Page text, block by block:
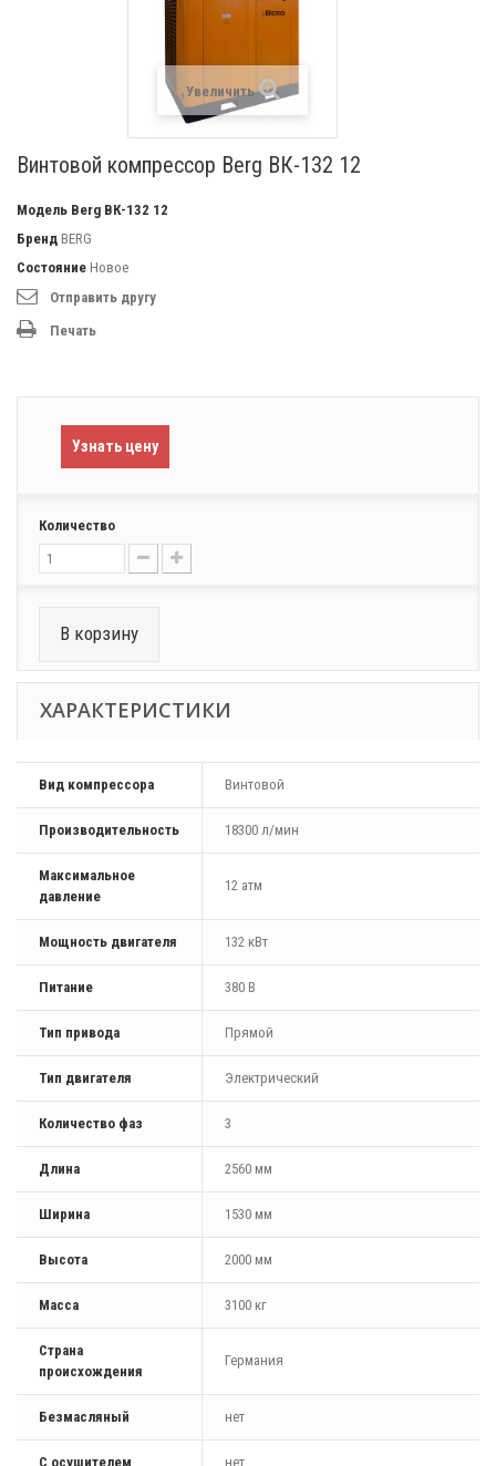
Увеличить
Винтовой компрессор Berg ВК-132 12
Модель Berg ВК-132 12
Бренд BERG
Состояние Новое
Отправить другу
Печать
Узнать цену
Количество
В корзину
ХАРАКТЕРИСТИКИ
Вид компрессора Винтовой
Производительность 18300 л/мин
Максимальное
давление
12 атм
Мощность двигателя 132 кВт
Питание 380 В
Тип привода Прямой
Тип двигателя Электрический
Количество фаз 3
Длина 2560 мм
Ширина 1530 мм
Высота 2000 мм
Масса 3100 кг
Страна
происхождения
Германия
Безмасляный нет
С осушителем нет